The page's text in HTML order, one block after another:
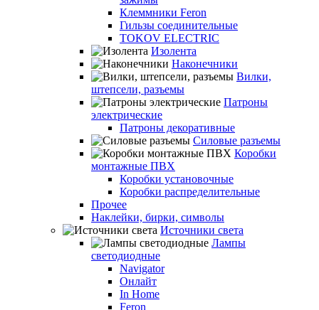
Клеммники Feron
Гильзы соединительные
TOKOV ELECTRIC
Изолента
Наконечники
Вилки,
штепсели, разъемы
Патроны
электрические
Патроны декоративные
Силовые разъемы
Коробки
монтажные ПВХ
Коробки установочные
Коробки распределительные
Прочее
Наклейки, бирки, символы
Источники света
Лампы
светодиодные
Navigator
Онлайт
In Home
Feron